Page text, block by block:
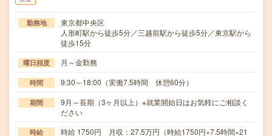
勤務地
東京都中央区
人形町駅から徒歩5分／三越前駅から徒歩5分／東京駅から
徒歩15分
曜日頻度 月～金勤務
時間 9:30～18:00（実働7.5時間 休憩60分）
期間
9月～長期（3ヶ月以上）※就業開始日はお気軽にご相談く
ださい
時給
時給 1750円 月収：27.5万円（時給1750円×7.5時間×21